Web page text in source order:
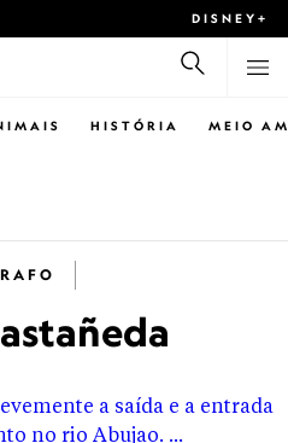
DISNEY+
HISTÓRIA MEIO